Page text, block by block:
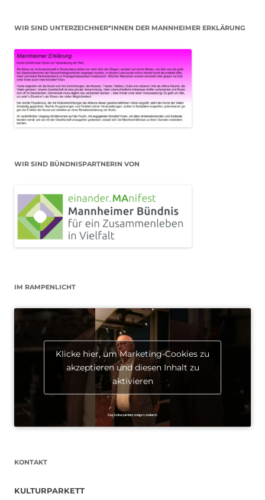
WIR SIND UNTERZEICHNER*INNEN DER MANNHEIMER ERKLÄRUNG
WIR SIND BÜNDNISPARTNERIN VON
IM RAMPENLICHT
Klicke hier, um Marketing-Cookies zu
akzeptieren und diesen Inhalt zu
aktivieren
KONTAKT
KULTURPARKETT